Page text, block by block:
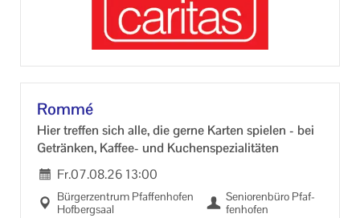
Rommé
Hier tref­fen sich alle, die gerne Kar­ten spie­len - bei
Ge­trän­ken, Kaffee-​ und Ku­chen­spe­zia­li­tä­ten
Fr.07.08.26 13:00
Bür­ger­zen­trum Pfaf­fen­ho­fen
Hof­berg­saal
Se­nio­ren­bü­ro Pfaf­
fen­ho­fen